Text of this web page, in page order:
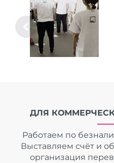
ДЛЯ
Работаем по
Выставляем счёт и
организация